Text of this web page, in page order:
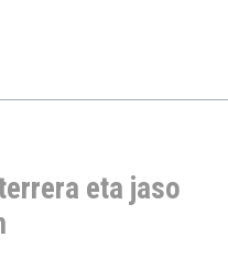
eta jaso